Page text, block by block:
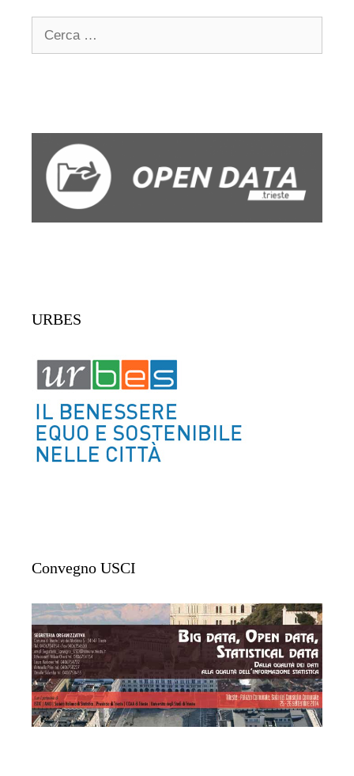
URBES
Convegno USCI